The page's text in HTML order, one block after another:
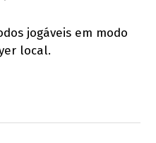
jogáveis em modo
local.